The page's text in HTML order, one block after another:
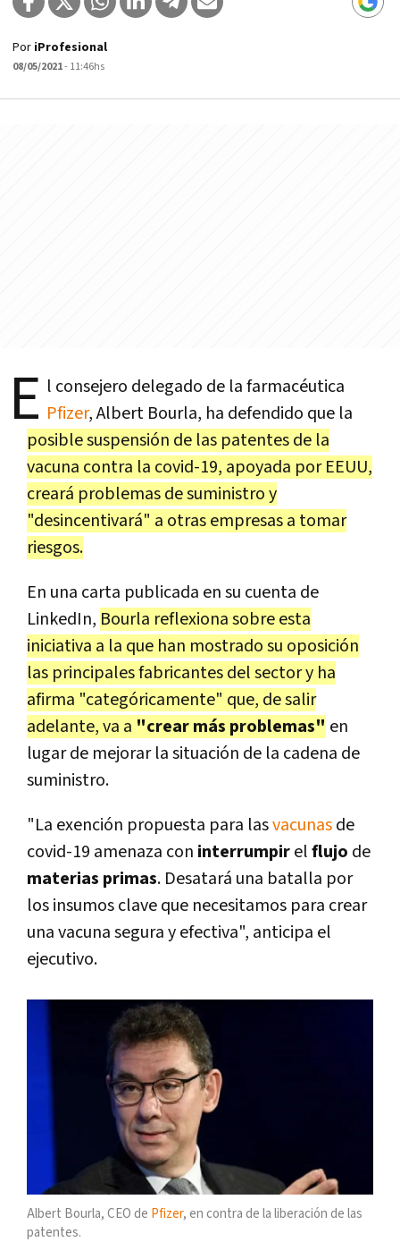
Por iProfesional
08/05/2021- 11:46hs
E l consejero delegado de la farmacéutica
Pfizer, Albert Bourla, ha defendido que la
posible suspensión de las patentes de la
vacuna contra la covid-19, apoyada por EEUU,
creará problemas de suministro y
"desincentivará" a otras empresas a tomar
riesgos.
En una carta publicada en su cuenta de
LinkedIn, Bourla reflexiona sobre esta
iniciativa a la que han mostrado su oposición
las principales fabricantes del sector y ha
afirma "categóricamente" que, de salir
adelante, va a "crear más problemas" en
lugar de mejorar la situación de la cadena de
suministro.
"La exención propuesta para lasvacunasde
covid-19 amenaza con interrumpirelflujo de
materias primas. Desatará una batalla por
los insumos clave que necesitamos para crear
una vacuna segura y efectiva", anticipa el
ejecutivo.
Albert Bourla, CEO de Pfizer, en contra de la liberación de las
patentes.